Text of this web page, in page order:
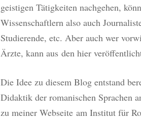
geistigen Tätigkeiten nachgehen,
Wissenschaftlern also auch
Studierende, etc. Aber auch wer
Ärzte, kann aus den hier
Die Idee zu diesem Blog entstand
Didaktik der romanischen Sprachen
zu meiner Webseite am Institut für